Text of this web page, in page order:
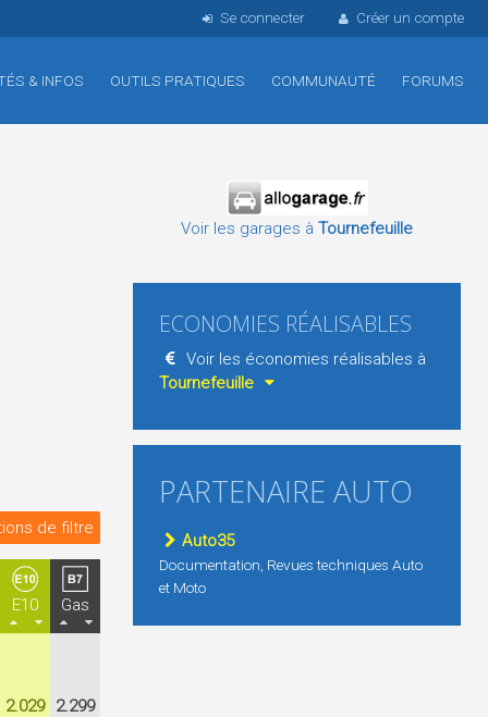
Se connecter Créer un compte
& INFOS OUTILS PRATIQUES COMMUNAUTÉ FORUMS
de filtre
E10
Gas
2.029 2.299
Voir les garages à Tournefeuille
ECONOMIES RÉALISABLES
Voir les économies réalisables à
Tournefeuille
PARTENAIRE AUTO
Auto35
Documentation, Revues techniques Auto
et Moto